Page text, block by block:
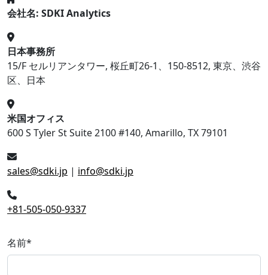
会社名: SDKI Analytics
日本事務所
15/F セルリアンタワー, 桜丘町26-1、150-8512, 東京、渋谷
区、日本
米国オフィス
600 S Tyler St Suite 2100 #140, Amarillo, TX 79101
sales@sdki.jp | info@sdki.jp
+81-505-050-9337
名前*